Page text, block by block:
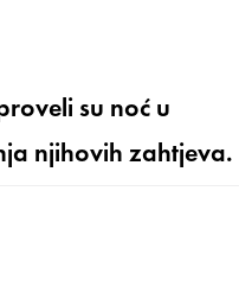
su noć u
njihovih zahtjeva.